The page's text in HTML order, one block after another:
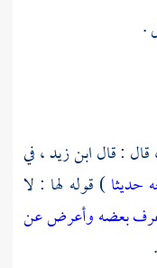
.
قال : قالابن زيد ،في
حديثا) قوله لها : لا
عرف بعضه وأعرض عن